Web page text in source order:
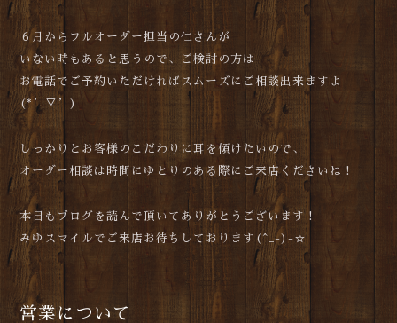
６月からフルオーダー担当の仁さんが
いない時もあると思うので、ご検討の方は
お電話でご予約いただければスムーズにご相談出来ますよ
(*’▽’)
しっかりとお客様のこだわりに耳を傾けたいので、
オーダー相談は時間にゆとりのある際にご来店くださいね！
本日もブログを読んで頂いてありがとうございます！
みゆスマイルでご来店お待ちしております(^_-)-☆
営業について